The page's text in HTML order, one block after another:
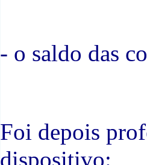
- o saldo das
Foi depois
dispositivo: